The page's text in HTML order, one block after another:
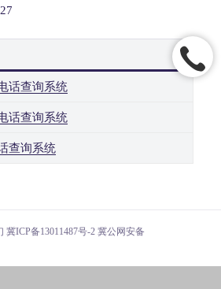
话查询系统
话查询系统
查询系统
冀ICP备13011487号-2 冀公网安备